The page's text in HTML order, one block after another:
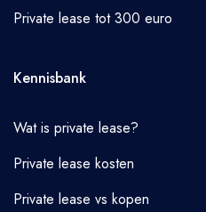
Private lease tot 300 euro
Kennisbank
Wat is private lease?
Private lease kosten
Private lease vs kopen